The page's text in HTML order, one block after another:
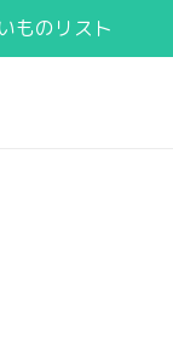
ものリスト